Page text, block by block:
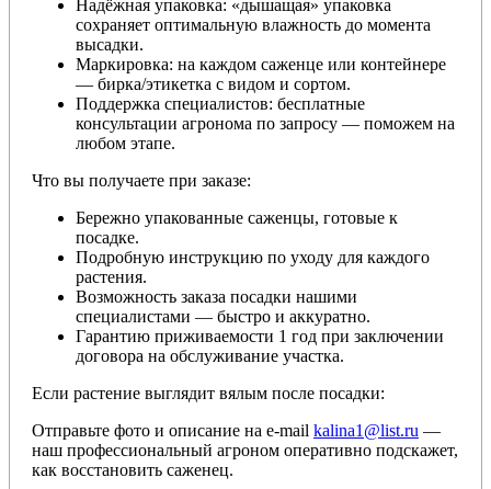
Надёжная упаковка: «дышащая» упаковка
сохраняет оптимальную влажность до момента
высадки.
Маркировка: на каждом саженце или контейнере
— бирка/этикетка с видом и сортом.
Поддержка специалистов: бесплатные
консультации агронома по запросу — поможем на
любом этапе.
Что вы получаете при заказе:
Бережно упакованные саженцы, готовые к
посадке.
Подробную инструкцию по уходу для каждого
растения.
Возможность заказа посадки нашими
специалистами — быстро и аккуратно.
Гарантию приживаемости 1 год при заключении
договора на обслуживание участка.
Если растение выглядит вялым после посадки:
Отправьте фото и описание на e-mail kalina1@list.ru —
наш профессиональный агроном оперативно подскажет,
как восстановить саженец.